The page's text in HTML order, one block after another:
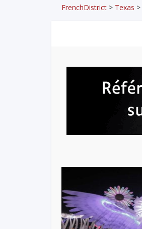
FrenchDistrict > Texas >